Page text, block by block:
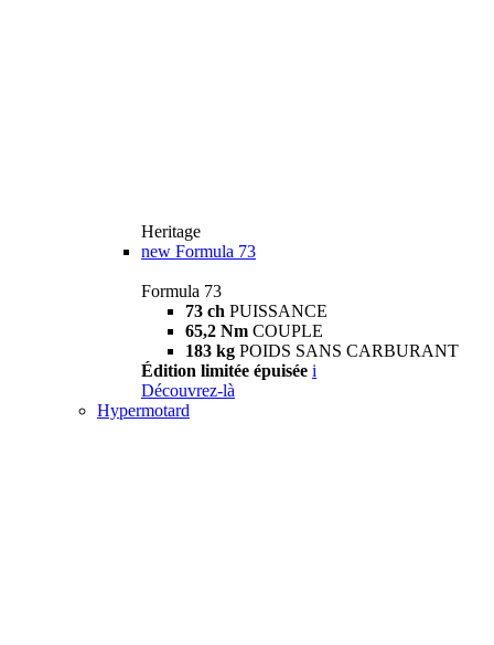
Heritage
new Formula 73
Formula 73
73 ch PUISSANCE
65,2 Nm COUPLE
183 kg POIDS SANS CARBURANT
Édition limitée épuisée i
Découvrez-là
Hypermotard